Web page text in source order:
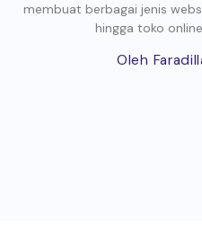
membuat berbagai jenis
hingga toko
Oleh